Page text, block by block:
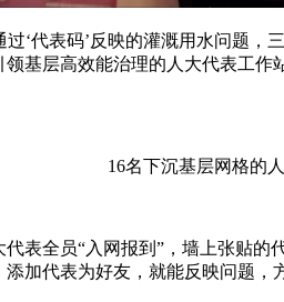
代表码’反映的灌溉用水问题，
基层高效能治理的人大代表工
16名下沉基层网格的人
全员“入网报到”，墙上张贴的
加代表为好友，就能反映问题，